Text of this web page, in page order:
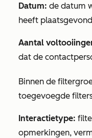
Datum: de datum
heeft
Aantal
dat de
Binnen de
toegevoegde
Interactietype:
opmerkingen,